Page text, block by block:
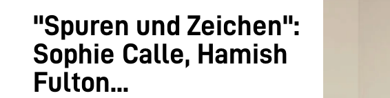
"Spuren und Zeichen":
Sophie Calle, Hamish
Fulton...